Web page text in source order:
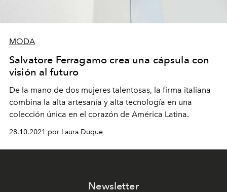
MODA
Salvatore Ferragamo crea una cápsula con
visión al futuro
De la mano de dos mujeres talentosas, la firma italiana
combina la alta artesanía y alta tecnología en una
colección única en el corazón de América Latina.
28.10.2021 por Laura Duque
Newsletter